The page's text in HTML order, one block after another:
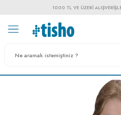
1000 TL VE ÜZERI